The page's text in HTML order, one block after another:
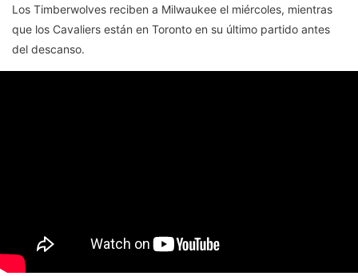
Los Timberwolves reciben a Milwaukee el miércoles, mientras
que los Cavaliers están en Toronto en su último partido antes
del descanso.